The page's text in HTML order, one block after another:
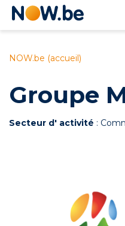
Lien
NOW.be (accueil)
Groupe
Secteur d' activité :